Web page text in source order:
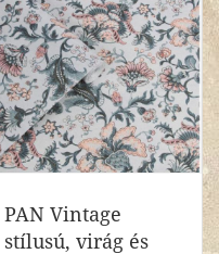
PAN Vintage
stílusú, virág és